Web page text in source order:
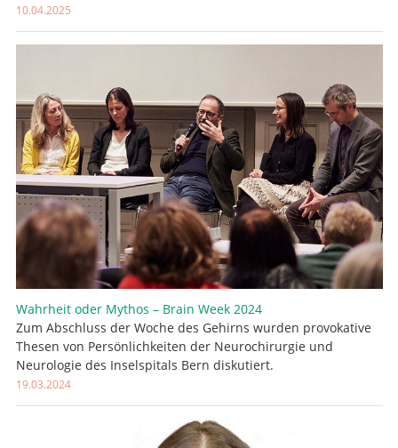
10.04.2025
Wahrheit oder Mythos – Brain Week 2024
Zum Abschluss der Woche des Gehirns wurden provokative
Thesen von Persönlichkeiten der Neurochirurgie und
Neurologie des Inselspitals Bern diskutiert.
19.03.2024